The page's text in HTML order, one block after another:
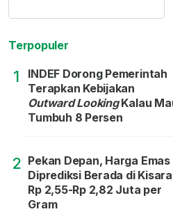
Terpopuler
1
INDEF Dorong Pemerintah
Terapkan Kebijakan
Outward LookingKalau
Tumbuh 8 Persen
2 Pekan Depan, Harga Emas
Diprediksi Berada di
Rp 2,55-Rp 2,82 Juta per
Gram